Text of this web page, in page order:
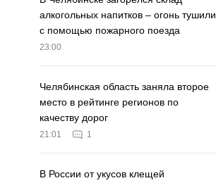
алкогольных напитков – огонь тушили
с помощью пожарного поезда
23:00
Челябинская область заняла второе
место в рейтинге регионов по
качеству дорог
21:01 1
В России от укусов клещей